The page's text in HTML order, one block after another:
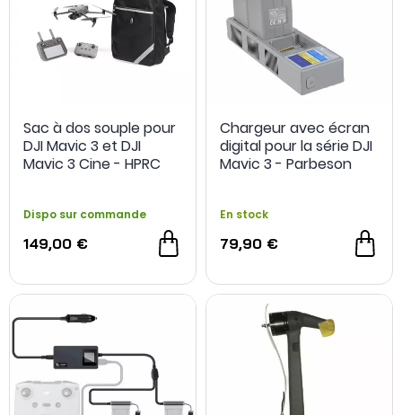
Sac à dos souple pour
DJI Mavic 3 et DJI
Mavic 3 Cine - HPRC
Dispo sur commande
149,00 €
Chargeur avec écran
digital pour la série DJI
Mavic 3 - Parbeson
En stock
79,90 €